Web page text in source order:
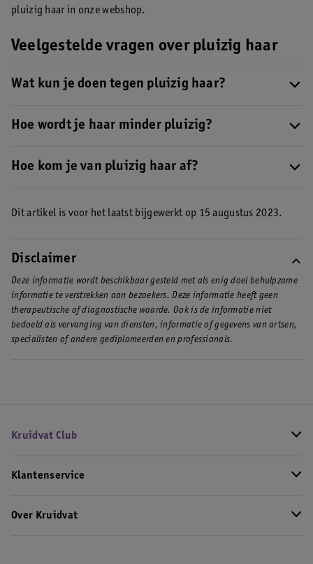
pluizig haar in onze webshop.
Veelgestelde vragen over pluizig haar
Wat kun je doen tegen pluizig haar?
Gebruik daarnaast eengrove kam of houten borstel
en droog het
Hoe wordt je haar minder pluizig?
haar is namelijk vaak droog. Gebruik daarom altijd voedende en
Hoe kom je van pluizig haar af?
goed te voeden, wordt het vaak wel minder pluizig. Kies voor
Dit artikel is voor het laatst bijgewerkt op 15 augustus 2023.
Disclaimer
Deze informatie wordt beschikbaar gesteld met als enig doel behulpzame
informatie te verstrekken aan bezoekers. Deze informatie heeft geen
therapeutische of diagnostische waarde. Ook is de informatie niet
bedoeld als vervanging van diensten, informatie of gegevens van artsen,
specialisten of andere gediplomeerden en professionals.
Kruidvat Club
Klantenservice
Over Kruidvat